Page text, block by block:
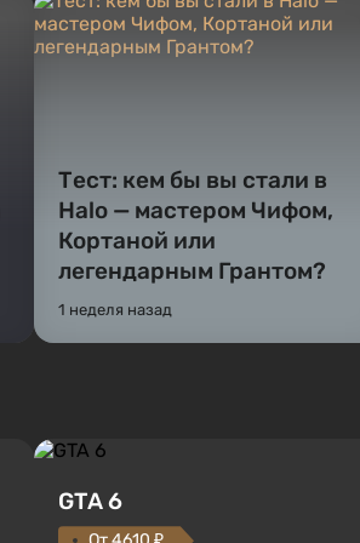
Тест: кем бы вы стали в
Halo — мастером Чифом,
Кортаной или
легендарным Грантом?
1 неделя назад
GTA 6